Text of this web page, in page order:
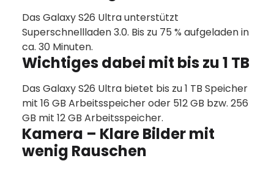
Das Galaxy S26 Ultra unterstützt
Superschnellladen 3.0. Bis zu 75 % aufgeladen in
ca. 30 Minuten.
Wichtiges dabei mit bis zu 1 TB
Das Galaxy S26 Ultra bietet bis zu 1 TB Speicher
mit 16 GB Arbeitsspeicher oder 512 GB bzw. 256
GB mit 12 GB Arbeitsspeicher.
Kamera – Klare Bilder mit
wenig Rauschen